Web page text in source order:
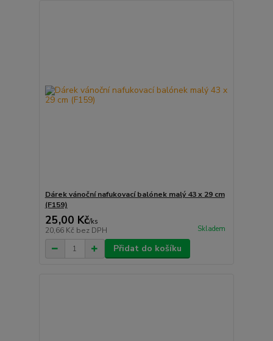
Dárek vánoční nafukovací balónek malý 43 x 29 cm
(F159)
25,00 Kč/ks
20,66 Kč bez DPH Skladem
Přidat do košíku